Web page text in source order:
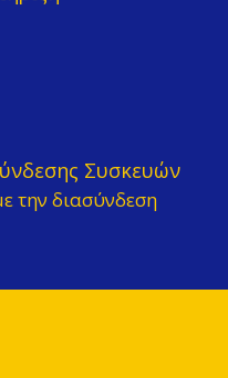
Συσκευών
την διασύνδεση